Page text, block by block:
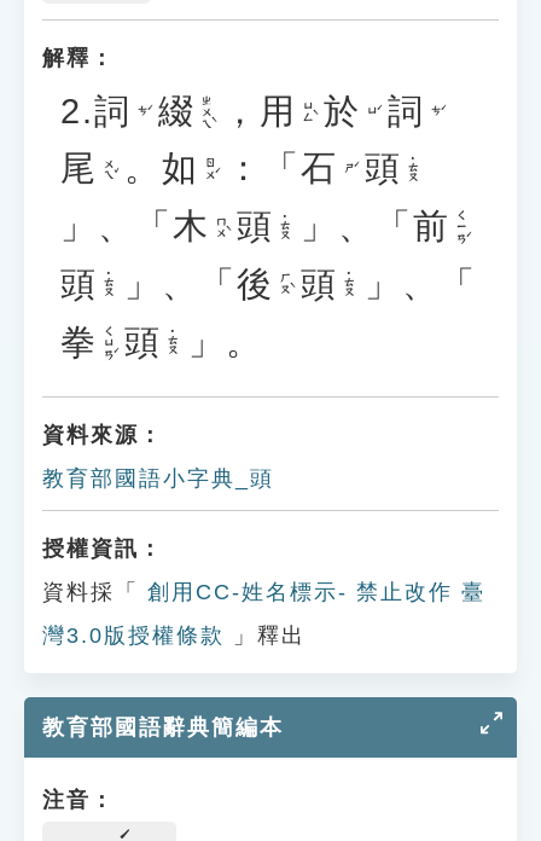
解釋：
2.詞 ㄘˊ 綴 ㄓㄨㄟˋ ， 用 ㄩㄥˋ 於 ㄩˊ 詞 ㄘˊ
尾 ㄨㄟˇ 。 如 ㄖㄨˊ ：「 石 ㄕˊ 頭 ˙ㄊㄡ
」、「 木 ㄇㄨˋ 頭 ˙ㄊㄡ 」、「 前 ㄑㄧㄢˊ
頭 ˙ㄊㄡ 」、「 後 ㄏㄡˋ 頭 ˙ㄊㄡ
」、「
拳 ㄑㄩㄢˊ 頭 ˙ㄊㄡ 」。
資料來源：
教育部國語小字典_頭
授權資訊：
資料採「
創用CC-姓名標示- 禁止改作 臺
灣3.0版授權條款
」釋出
教育部國語辭典簡編本
注音：